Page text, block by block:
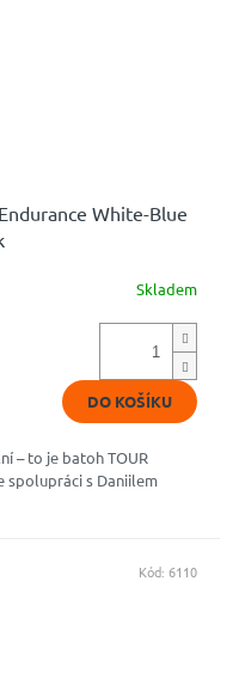
White-Blue
Skladem
DO KOŠÍKU
– to je batoh TOUR
spolupráci s Daniilem
Kód: 6110